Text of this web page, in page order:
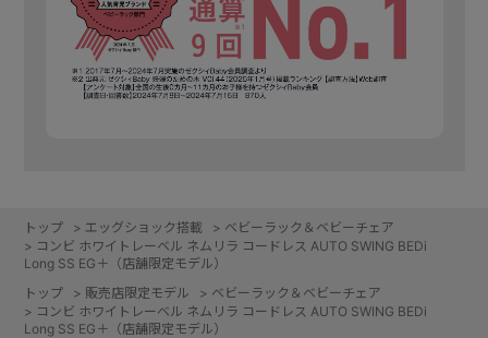
トップ > エッグショック搭載 > ベビーラック＆ベビーチェア
> コンビ ホワイトレーベル ネムリラ コードレス AUTO SWING BEDi
Long SS EG＋（店舗限定モデル）
トップ
> 販売店限定モデル > ベビーラック＆ベビーチェア
> コンビ ホワイトレーベル ネムリラ コードレス AUTO SWING BEDi
Long SS EG＋（店舗限定モデル）